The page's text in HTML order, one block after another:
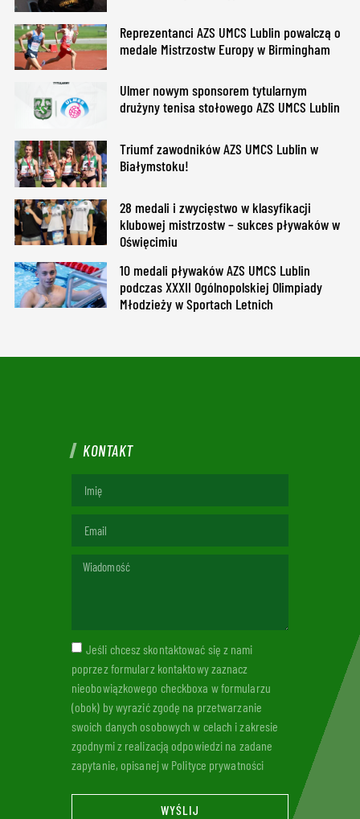
Reprezentanci AZS UMCS Lublin powalczą o
medale Mistrzostw Europy w Birmingham
Ulmer nowym sponsorem tytularnym
drużyny tenisa stołowego AZS UMCS Lublin
Triumf zawodników AZS UMCS Lublin w
Białymstoku!
28 medali i zwycięstwo w klasyfikacji
klubowej mistrzostw – sukces pływaków w
Oświęcimiu
10 medali pływaków AZS UMCS Lublin
podczas XXXII Ogólnopolskiej Olimpiady
Młodzieży w Sportach Letnich
KONTAKT
Jeśli chcesz skontaktować się z nami
poprzez formularz kontaktowy zaznacz
nieobowiązkowego checkboxa w formularzu
(obok) by wyrazić zgodę na przetwarzanie
swoich danych osobowych w celach i zakresie
zgodnymi z realizacją odpowiedzi na zadane
zapytanie, opisanej w Polityce prywatności
WYŚLIJ